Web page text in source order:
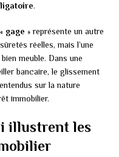
.
gage » représente un autre
réelles, mais l’une
meuble. Dans une
bancaire, le glissement
sur la nature
immobilier.
illustrent les